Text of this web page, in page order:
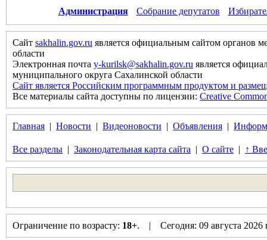
Администрация Собрание депутатов
Сайт sakhalin.gov.ru является официальным сайтом органов
области
Электронная почта y-kurilsk@sakhalin.gov.ru является
муниципального округа Сахалинской области
Сайт является Российским программным продуктом и
Все материалы сайта доступны по лицензии: Creative
Главная | Новости | Видеоновости | Объявления |
Все разделы | Законодательная карта сайта | О сайте | ↑
Ограничение по возрасту: 18+. | Сегодня: 09 августа